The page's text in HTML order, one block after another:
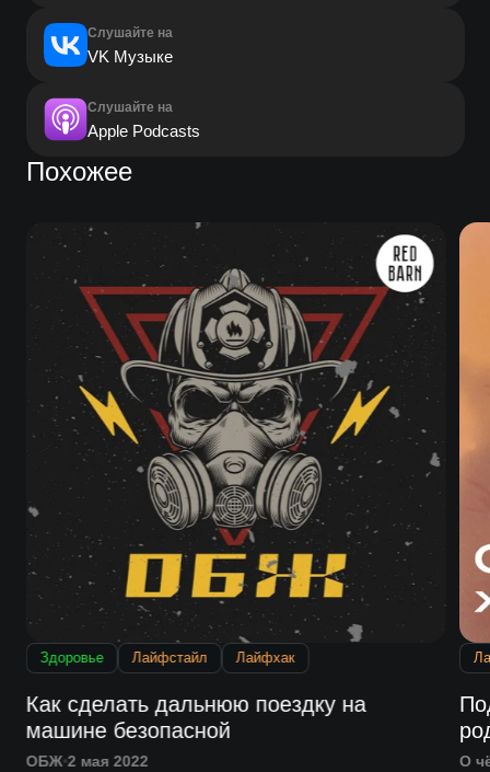
Слушайте на
VK Музыке
Слушайте на
Apple Podcasts
Похожее
Здоровье Лайфстайл Лайфхак
Как сделать дальнюю поездку на
машине безопасной
ОБЖ 2 мая 2022 О